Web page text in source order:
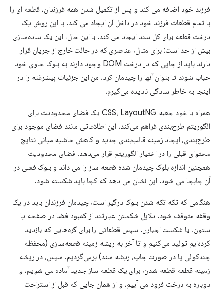
فرزند خود اضافه می کند و پس از تکمیل شدن همه فرزندان، قطعه ای را
با تمام قطعات فرزند خود در داخل آن ایجاد می کند. با این روش یک
درخت قطعه برای کل سند ایجاد می کند. با این حال، این یک ساده‌سازی
بیش از حد است: برای مثال، عناصری که در حالت خارج از جریان قرار
دارند باید از جایی که در درخت DOM وجود دارند به بلوک حاوی خود
حباب شوند تا بتوان آنها را چیدمان کرد. من این جزئیات پیشرفته را در
اینجا به خاطر سادگی نادیده می‌گیرم.
همراه با خود جعبه CSS، LayoutNG یک فضای محدودیت برای
الگوریتم طرح‌بندی فراهم می‌کند. این اطلاعاتی مانند فضای موجود برای
طرح‌بندی، ایجاد زمینه قالب‌بندی جدید و کاهش حاشیه میانی نتایج
محتوای قبلی را در اختیار الگوریتم قرار می‌دهد. فضای محدودیت
همچنین اندازه بلوک چیدمان شده قطعه ساز را می داند و بلوک فعلی در
آن جابجا می شود. این نشان می دهد که کجا باید شکسته شود.
هنگامی که تکه تکه شدن بلوک درگیر است، چیدمان فرزندان باید در یک
وقفه متوقف شود. دلایل شکستن عبارتند از کمبود فضا در صفحه یا
ستون، یا شکست اجباری. سپس قطعاتی را برای گره‌هایی که بازدید
کرده‌ایم تولید می‌کنیم و تا آخر به ریشه زمینه قطعه‌سازی (محفظه
چندکولی یا در صورت چاپ، ریشه سند) برمی‌گردیم. سپس، در ریشه
زمینه قطعه قطعه شدن، برای یک قطعه ساز جدید آماده می شویم، و
دوباره به درخت فرود می آییم، و از همان جایی که قبل از استراحت